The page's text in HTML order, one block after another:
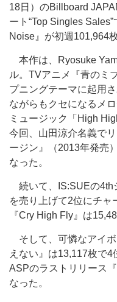
18日）のBillboard
ート“Top Singles
Noise』が初週101,964
本作は、Ryosuke
ル。TVアニメ『青のミ
プニングテーマに起用
ながらもクセになるメ
ミュージック「High
今回、山田涼介名義で
ージン』（2013年発売
なった。
続いて、IS:SUEの4th
を売り上げて2位にチャ
『Cry High Fly』は
そして、可憐なアイ
えない』は13,117枚で
ASPのラストリリース
なった。